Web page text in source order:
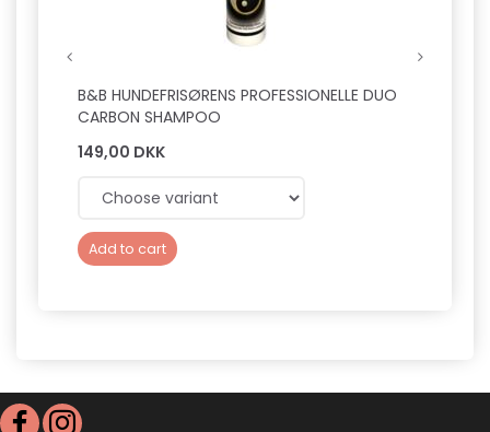
B&B HUNDEFRISØRENS PROFESSIONELLE DUO
CARBON SHAMPOO
149,00 DKK
Add to cart